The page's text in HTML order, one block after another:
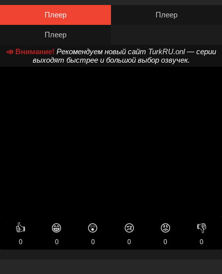
Плеер Плеер
Плеер
📣 Внимание! Рекомендуем новый сайт TurkRU.onl— серии
выходят быстрее и большой выбор озвучек.
👍
0
😁
0
😲
0
😢
0
😡
0
👎
0